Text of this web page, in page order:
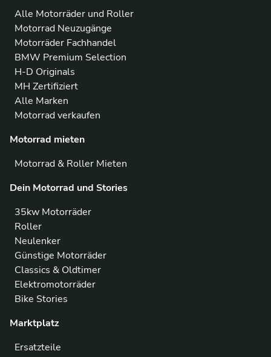
Alle Motorräder und Roller
Motorrad Neuzugänge
Motorräder Fachhandel
BMW Premium Selection
H-D Originals
MH Zertifiziert
Alle Marken
Motorrad verkaufen
Motorrad mieten
Motorrad & Roller Mieten
Dein Motorrad und Stories
35kw Motorräder
Roller
Neulenker
Günstige Motorräder
Classics & Oldtimer
Elektromotorräder
Bike Stories
Marktplatz
Ersatzteile